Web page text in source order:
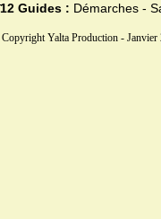
12 Guides : Démarches -
Copyright Yalta Production -